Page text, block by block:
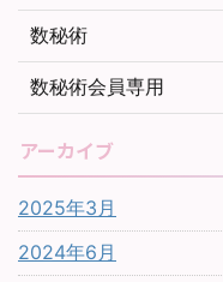
数秘術
数秘術会員専用
アーカイブ
2025年3月
2024年6月